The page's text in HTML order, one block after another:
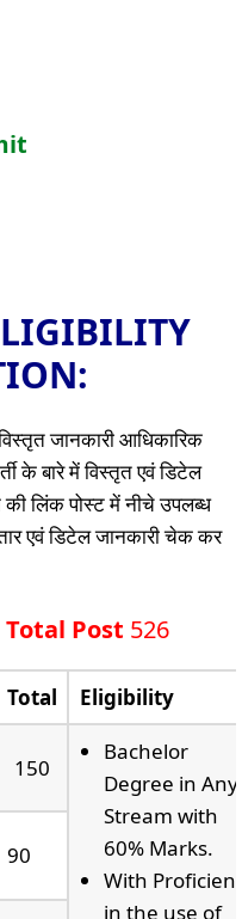
जानकारी आधिकारिक
के बारे में विस्तृत एवं डिटेल
लिंक पोस्ट में नीचे उपलब्ध
एवं डिटेल जानकारी चेक कर
Total Post 526
Total Eligibility
150
Bachelor
Degree in Any
Stream with
60% Marks.
With
in the use of
90